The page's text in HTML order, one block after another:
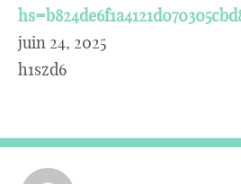
juin 24, 2025
h1szd6